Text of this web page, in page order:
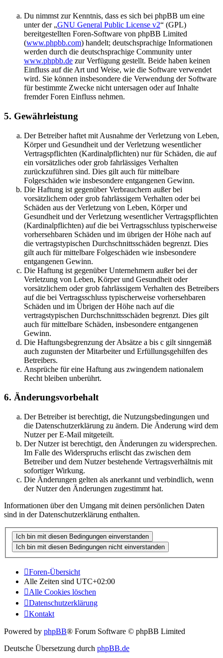
Du nimmst zur Kenntnis, dass es sich bei phpBB um eine
unter der „GNU General Public License v2“ (GPL)
bereitgestellten Foren-Software von phpBB Limited
(www.phpbb.com) handelt; deutschsprachige Informationen
werden durch die deutschsprachige Community unter
www.phpbb.de zur Verfügung gestellt. Beide haben keinen
Einfluss auf die Art und Weise, wie die Software verwendet
wird. Sie können insbesondere die Verwendung der Software
für bestimmte Zwecke nicht untersagen oder auf Inhalte
fremder Foren Einfluss nehmen.
5. Gewährleistung
Der Betreiber haftet mit Ausnahme der Verletzung von Leben,
Körper und Gesundheit und der Verletzung wesentlicher
Vertragspflichten (Kardinalpflichten) nur für Schäden, die auf
ein vorsätzliches oder grob fahrlässiges Verhalten
zurückzuführen sind. Dies gilt auch für mittelbare
Folgeschäden wie insbesondere entgangenen Gewinn.
Die Haftung ist gegenüber Verbrauchern außer bei
vorsätzlichem oder grob fahrlässigem Verhalten oder bei
Schäden aus der Verletzung von Leben, Körper und
Gesundheit und der Verletzung wesentlicher Vertragspflichten
(Kardinalpflichten) auf die bei Vertragsschluss typischerweise
vorhersehbaren Schäden und im übrigen der Höhe nach auf
die vertragstypischen Durchschnittsschäden begrenzt. Dies
gilt auch für mittelbare Folgeschäden wie insbesondere
entgangenen Gewinn.
Die Haftung ist gegenüber Unternehmern außer bei der
Verletzung von Leben, Körper und Gesundheit oder
vorsätzlichem oder grob fahrlässigem Verhalten des Betreibers
auf die bei Vertragsschluss typischerweise vorhersehbaren
Schäden und im Übrigen der Höhe nach auf die
vertragstypischen Durchschnittsschäden begrenzt. Dies gilt
auch für mittelbare Schäden, insbesondere entgangenen
Gewinn.
Die Haftungsbegrenzung der Absätze a bis c gilt sinngemäß
auch zugunsten der Mitarbeiter und Erfüllungsgehilfen des
Betreibers.
Ansprüche für eine Haftung aus zwingendem nationalem
Recht bleiben unberührt.
6. Änderungsvorbehalt
Der Betreiber ist berechtigt, die Nutzungsbedingungen und
die Datenschutzerklärung zu ändern. Die Änderung wird dem
Nutzer per E-Mail mitgeteilt.
Der Nutzer ist berechtigt, den Änderungen zu widersprechen.
Im Falle des Widerspruchs erlischt das zwischen dem
Betreiber und dem Nutzer bestehende Vertragsverhältnis mit
sofortiger Wirkung.
Die Änderungen gelten als anerkannt und verbindlich, wenn
der Nutzer den Änderungen zugestimmt hat.
Informationen über den Umgang mit deinen persönlichen Daten
sind in der Datenschutzerklärung enthalten.
Foren-Übersicht
Alle Zeiten sind UTC+02:00
Alle Cookies löschen
Datenschutzerklärung
Kontakt
Powered by phpBB® Forum Software © phpBB Limited
Deutsche Übersetzung durch phpBB.de